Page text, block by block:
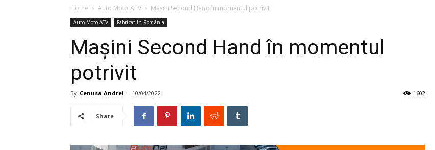
Home Auto Moto ATV Mașini Second Hand în momentul potrivit
Auto Moto ATV Fabricat în România
Mașini Second Hand în momentul
potrivit
By Cenusa Andrei - 10/04/2022 1602
Share